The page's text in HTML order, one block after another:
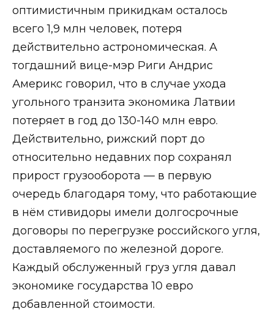
оптимистичным прикидкам осталось
всего 1,9 млн человек, потеря
действительно астрономическая. А
тогдашний вице-мэр Риги Андрис
Америкс говорил, что в случае ухода
угольного транзита экономика Латвии
потеряет в год до 130-140 млн евро.
Действительно, рижский порт до
относительно недавних пор сохранял
прирост грузооборота — в первую
очередь благодаря тому, что работающие
в нём стивидоры имели долгосрочные
договоры по перегрузке российского угля,
доставляемого по железной дороге.
Каждый обслуженный груз угля давал
экономике государства 10 евро
добавленной стоимости.